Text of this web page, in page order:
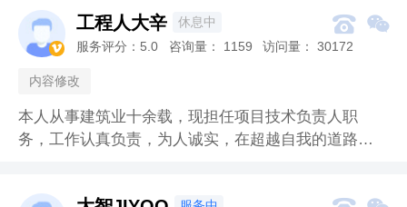

工程人大辛 休息中  
服务评分： 5.0 咨询量： 1159 访问量： 30172
内容修改
本人从事建筑业十余载，现担任项目技术负责人职
务，工作认真负责，为人诚实，在超越自我的道路上